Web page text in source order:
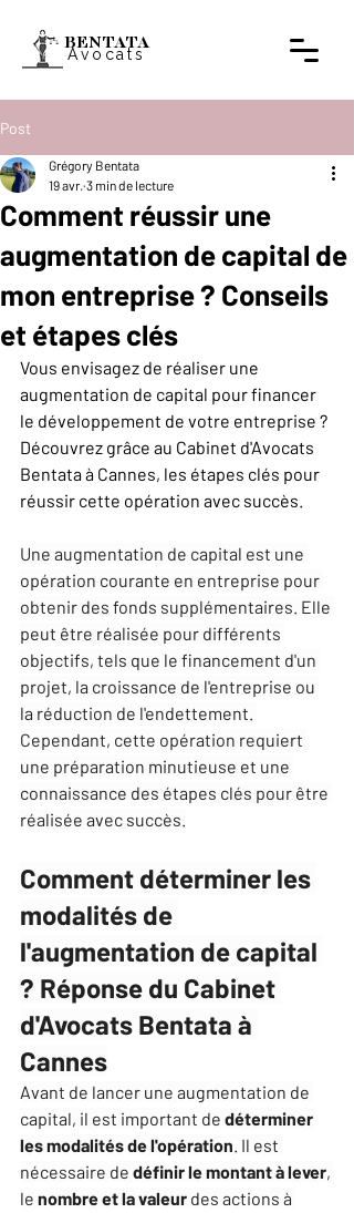
BENTATA
Avocats
Post
Comment réussir une
augmentation de capital de
mon entreprise ? Conseils
et étapes clés
Grégory Bentata
19 avr. 3 min de lecture
Vous envisagez de réaliser une
augmentation de capital pour financer
le développement de votre entreprise ?
Découvrez grâce au Cabinet d'Avocats
Bentata à Cannes, les étapes clés pour
réussir cette opération avec succès.
Une augmentation de capital est une
opération courante en entreprise pour
obtenir des fonds supplémentaires. Elle
peut être réalisée pour différents
objectifs, tels que le financement d'un
projet, la croissance de l'entreprise ou
la réduction de l'endettement.
Cependant, cette opération requiert
une préparation minutieuse et une
connaissance des étapes clés pour être
réalisée avec succès.
Comment déterminer les
modalités de
l'augmentation de capital
? Réponse du Cabinet
d'Avocats Bentata à
Cannes
Avant de lancer une augmentation de
capital, il est important de déterminer
les modalités de l'opération. Il est
nécessaire de définir le montant à lever,
le nombre et la valeur des actions à